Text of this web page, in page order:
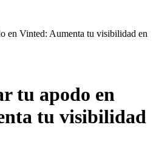
en Vinted: Aumenta tu visibilidad en
tu apodo en
tu visibilidad